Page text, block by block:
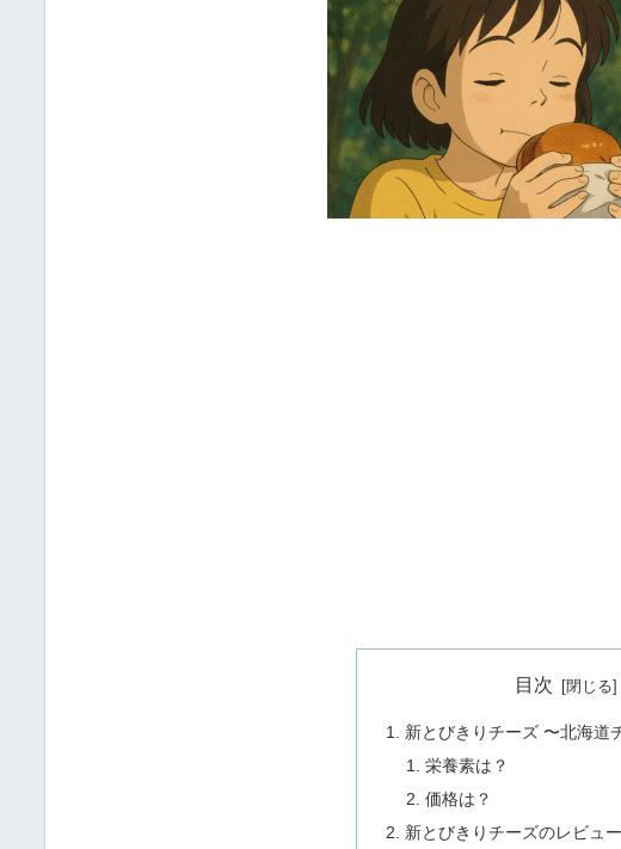
目次
新とびきりチーズ 〜北海道
栄養素は？
価格は？
新とびきりチーズのレビュ